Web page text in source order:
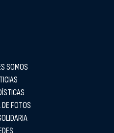
SOMOS
DE FOTOS